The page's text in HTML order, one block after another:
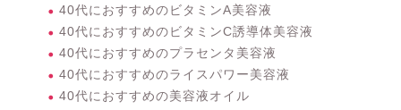
40代におすすめのビタミンA美容液
40代におすすめのビタミンC誘導体美容液
40代におすすめのプラセンタ美容液
40代におすすめのライスパワー美容液
40代におすすめの美容液オイル